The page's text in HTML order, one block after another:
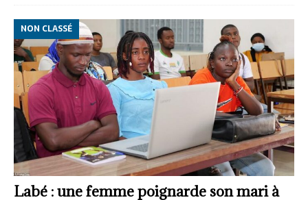
Labé : une femme poignarde son mari à
NON CLASSÉ